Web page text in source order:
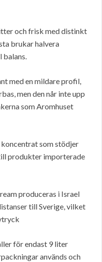
och frisk med distinkt
brukar halvera
balans.
med en mildare profil,
men den når inte upp
som Aromhuset
som stödjer
produkter importerade
produceras i Israel
till Sverige, vilket
för endast 9 liter
används och